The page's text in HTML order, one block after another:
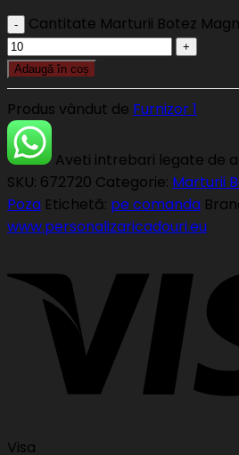
Cantitate Marturii Botez
Adaugă în coș
Produs vândut de Furnizor 1
Aveti intrebari legate de
SKU: 672720 Categorie: Marturii
Poza Etichetă: pe comanda
www.personalizaricadouri.eu
Visa